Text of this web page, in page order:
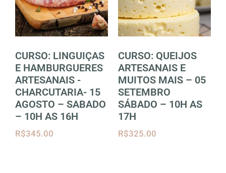
CURSO: LINGUIÇAS
E HAMBURGUERES
ARTESANAIS -
CHARCUTARIA- 15
AGOSTO – SABADO
– 10H AS 16H
R$345.00
CURSO: QUEIJOS
ARTESANAIS E
MUITOS MAIS – 05
SETEMBRO
SÁBADO – 10H AS
17H
R$325.00